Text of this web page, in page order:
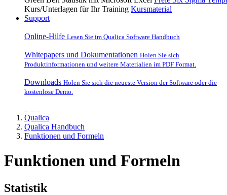
Kurs/Unterlagen für Ihr Training Kursmaterial
Support
Online-Hilfe Lesen Sie im Qualica Software Handbuch
Whitepapers und Dokumentationen Holen Sie sich
Produktinformationen und weitere Materialien im PDF Format.
Downloads Holen Sie sich die neueste Version der Software oder die
kostenlose Demo.
Qualica
Qualica Handbuch
Funktionen und Formeln
Funktionen und Formeln
Statistik